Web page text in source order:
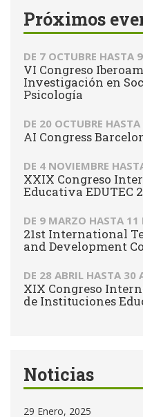
Próximos
DE 7 OCTUBRE HASTA
VI Congreso
Investigación en
Psicología
DE 20 OCTUBRE HASTA
AI Congress
DE 4 NOVIEMBRE
XXIX Congreso
Educativa EDUTEC
DE 9 MARZO HASTA 11
21st International
and Development
DE 28 ABRIL HASTA 30
XIX Congreso
de Instituciones
Noticias
29 Enero, 2025